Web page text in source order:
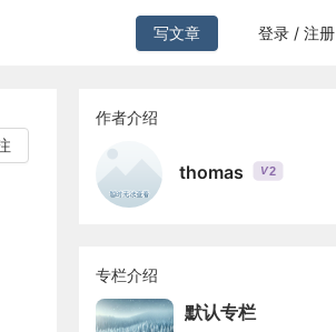
写文章 登录 / 注册
作者介绍
thomas V2
专栏介绍
默认专栏